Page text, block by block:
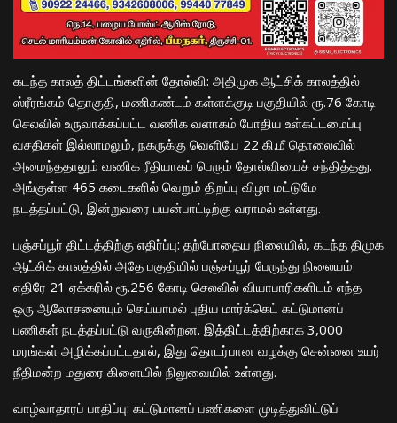
​கடந்த காலத் திட்டங்களின் தோல்வி: அதிமுக ஆட்சிக் காலத்தில்
ஸ்ரீரங்கம் தொகுதி, மணிகண்டம் கள்ளக்குடி பகுதியில் ரூ.76 கோடி
செலவில் உருவாக்கப்பட்ட வணிக வளாகம் போதிய உள்கட்டமைப்பு
வசதிகள் இல்லாமலும், நகருக்கு வெளியே 22 கி.மீ தொலைவில்
அமைந்ததாலும் வணிக ரீதியாகப் பெரும் தோல்வியைச் சந்தித்தது.
அங்குள்ள 465 கடைகளில் வெறும் திறப்பு விழா மட்டுமே
நடத்தப்பட்டு, இன்றுவரை பயன்பாட்டிற்கு வராமல் உள்ளது.
​பஞ்சப்பூர் திட்டத்திற்கு எதிர்ப்பு: தற்போதைய நிலையில், கடந்த திமுக
ஆட்சிக் காலத்தில் அதே பகுதியில் பஞ்சப்பூர் பேருந்து நிலையம்
எதிரே 21 ஏக்கரில் ரூ.256 கோடி செலவில் வியாபாரிகளிடம் எந்த
ஒரு ஆலோசனையும் செய்யாமல் புதிய மார்க்கெட் கட்டுமானப்
பணிகள் நடத்தப்பட்டு வருகின்றன. இத்திட்டத்திற்காக 3,000
மரங்கள் அழிக்கப்பட்டதால், இது தொடர்பான வழக்கு சென்னை உயர்
நீதிமன்ற மதுரை கிளையில் நிலுவையில் உள்ளது.
​வாழ்வாதாரப் பாதிப்பு: கட்டுமானப் பணிகளை முடித்துவிட்டுப்